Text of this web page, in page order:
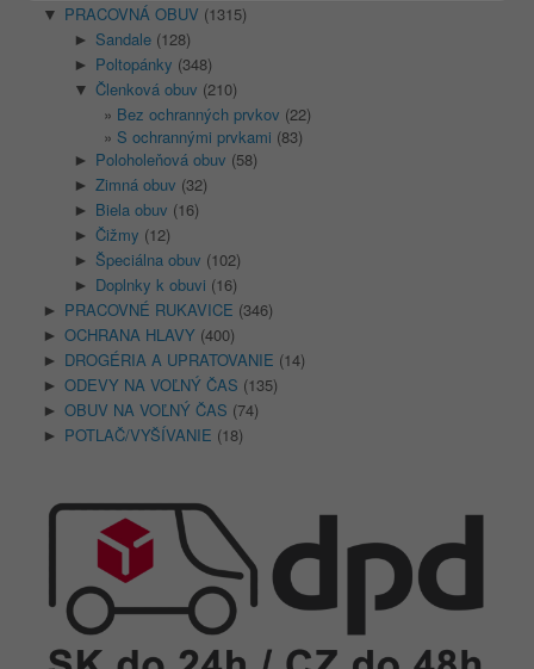
▼ PRACOVNÁ OBUV (1315)
► Sandale (128)
► Poltopánky (348)
▼ Členková obuv (210)
Bez ochranných prvkov (22)
S ochrannými prvkami (83)
► Poloholeňová obuv (58)
► Zimná obuv (32)
► Biela obuv (16)
► Čižmy (12)
► Špeciálna obuv (102)
► Doplnky k obuvi (16)
► PRACOVNÉ RUKAVICE (346)
► OCHRANA HLAVY (400)
► DROGÉRIA A UPRATOVANIE (14)
► ODEVY NA VOĽNÝ ČAS (135)
► OBUV NA VOĽNÝ ČAS (74)
► POTLAČ/VYŠÍVANIE (18)